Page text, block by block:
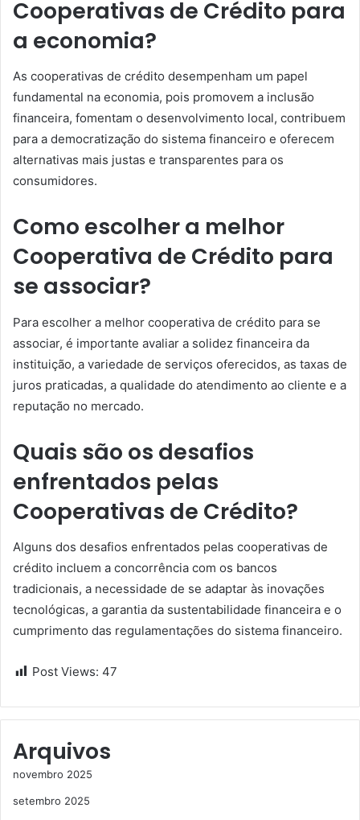
Cooperativas de Crédito para
a economia?
As cooperativas de crédito desempenham um papel
fundamental na economia, pois promovem a inclusão
financeira, fomentam o desenvolvimento local, contribuem
para a democratização do sistema financeiro e oferecem
alternativas mais justas e transparentes para os
consumidores.
Como escolher a melhor
Cooperativa de Crédito para
se associar?
Para escolher a melhor cooperativa de crédito para se
associar, é importante avaliar a solidez financeira da
instituição, a variedade de serviços oferecidos, as taxas de
juros praticadas, a qualidade do atendimento ao cliente e a
reputação no mercado.
Quais são os desafios
enfrentados pelas
Cooperativas de Crédito?
Alguns dos desafios enfrentados pelas cooperativas de
crédito incluem a concorrência com os bancos
tradicionais, a necessidade de se adaptar às inovações
tecnológicas, a garantia da sustentabilidade financeira e o
cumprimento das regulamentações do sistema financeiro.
Post Views: 47
Arquivos
novembro 2025
setembro 2025